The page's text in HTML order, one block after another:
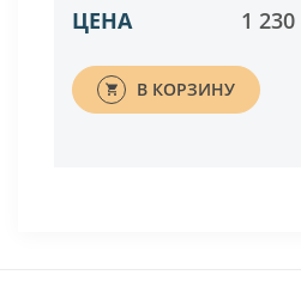
ЦЕНА 1
В КОРЗИНУ